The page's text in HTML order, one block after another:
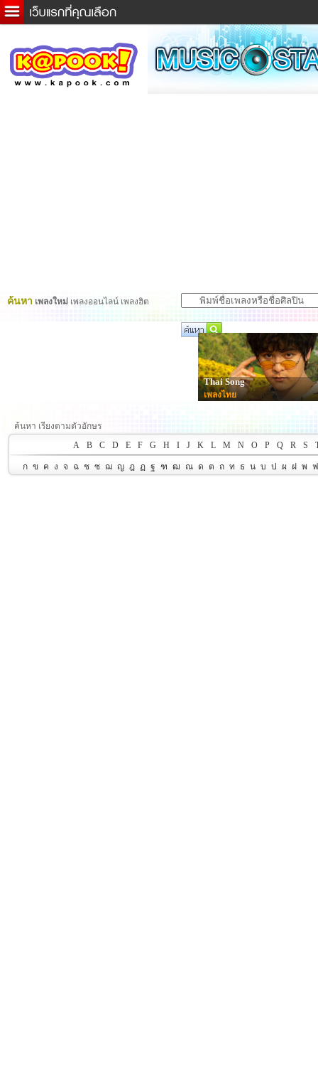
ข่าวด่วน
ละคร
ค้นหา เพลงใหม่ เพลงออนไลน์ เพลงฮิต
Thai Song
เพลงไทย
ค้นหา เรียงตามตัวอักษร
A
B C D E F G H I J K L M N O P Q R S
ก ข ค ง จ ฉ ช ซ ฌ ญ ฎ ฏ ฐ ฑ ฒ ณ ด ต ถ ท ธ น บ ป ผ ฝ พ ฟ